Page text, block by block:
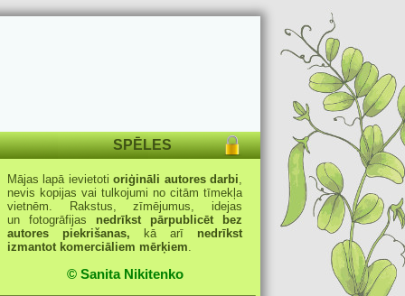
SPĒLES
Mājas lapā ievietotioriģināli autores darbi,
nevis kopijas vai tulkojumi no citām tīmekļa
vietnēm. Rakstus, zīmējumus, idejas
un fotogrāfijas nedrīkst pārpublicēt bez
autores piekrišanas,
kā arī nedrīkst
izmantot komerciāliem mērķiem.
© Sanita Nikitenko